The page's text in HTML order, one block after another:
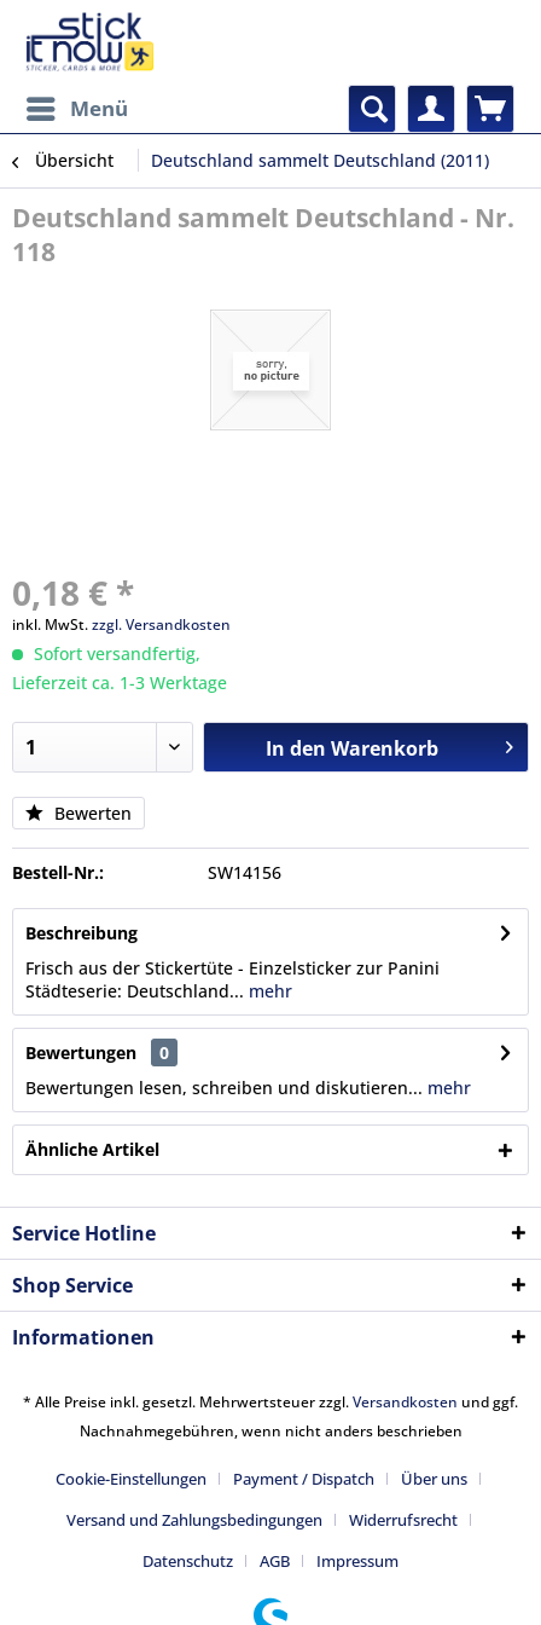
Menü
Übersicht Deutschland sammelt Deutschland (2011)
Deutschland sammelt Deutschland - Nr.
118
0,18 € *
inkl. MwSt.zzgl. Versandkosten
Sofort versandfertig,
Lieferzeit ca. 1-3 Werktage
In den Warenkorb
Bewerten
Bestell-Nr.: SW14156
Beschreibung
Frisch aus der Stickertüte - Einzelsticker zur Panini
Städteserie: Deutschland... mehr
Bewertungen
0
Bewertungen lesen, schreiben und diskutieren... mehr
Ähnliche Artikel
Service Hotline
Shop Service
Informationen
* Alle Preise inkl. gesetzl. Mehrwertsteuer zzgl.Versandkosten und ggf.
Nachnahmegebühren, wenn nicht anders beschrieben
Cookie-Einstellungen Payment / Dispatch
Über uns
Versand und Zahlungsbedingungen
Widerrufsrecht
Datenschutz
AGB Impressum